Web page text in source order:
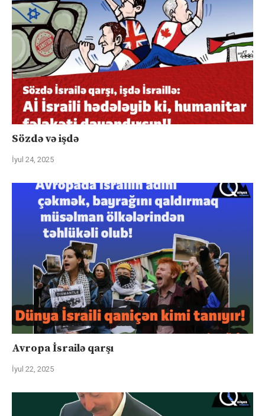
Sözdə və işdə
İyul 24, 2025
Avropa İsrailə qarşı
İyul 22, 2025